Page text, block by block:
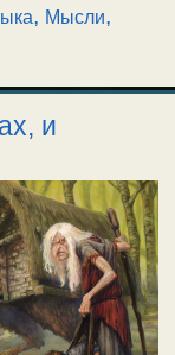
, Мысли,
и